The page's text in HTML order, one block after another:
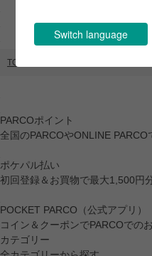
TOP
PARCOポイント
全国のPARCOやONLINE PARCO
ポケパル払い
初回登録＆お買物で最大1,500円
POCKET PARCO（公式アプリ）
コイン＆クーポンでPARCOでの
カテゴリー
Switch language